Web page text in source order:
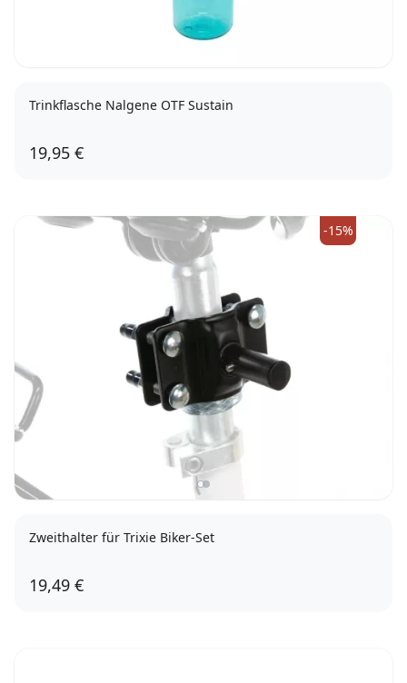
Trinkflasche Nalgene OTF Sustain
19,95 €
-15%
Zweithalter für Trixie Biker-Set
19,49 €